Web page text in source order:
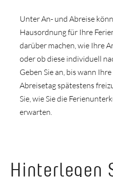
Unter An- und Abreise
Hausordnung für Ihre
darüber machen, wie Ihre
oder ob diese individuell
Geben Sie an, bis wann
Abreisetag spätestens
Sie, wie Sie die
erwarten.
Hinterlegen